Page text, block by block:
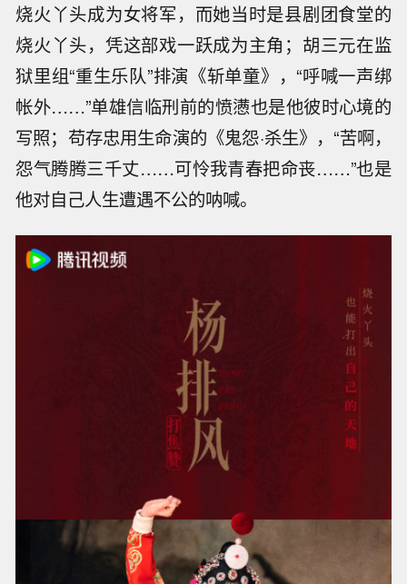
烧火丫头成为女将军，而她当时是县剧团食堂的
烧火丫头，凭这部戏一跃成为主角；胡三元在监
狱里组“重生乐队”排演《斩单童》，“呼喊一声绑
帐外……”单雄信临刑前的愤懑也是他彼时心境的
写照；苟存忠用生命演的《鬼怨·杀生》，“苦啊，
怨气腾腾三千丈……可怜我青春把命丧……”也是
他对自己人生遭遇不公的呐喊。